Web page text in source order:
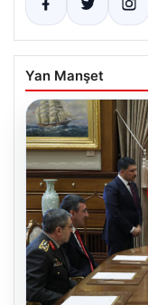
Yan Manşet